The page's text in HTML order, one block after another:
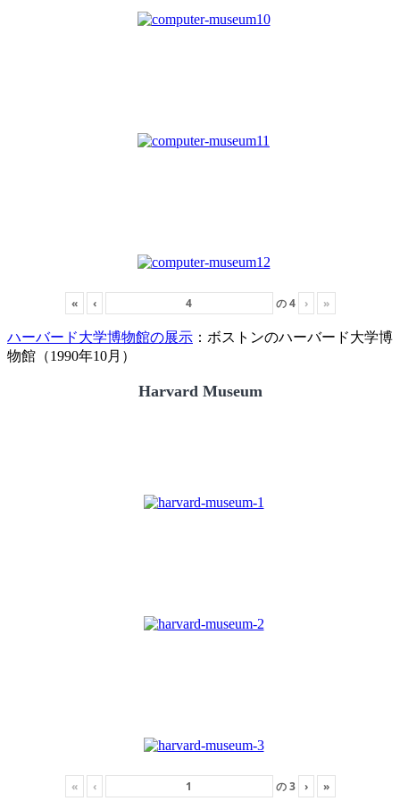
« ‹ の4 › »
ハーバード大学博物館の展示 ：ボストンのハーバード大学博
物館（1990年10月）
Harvard Museum
« ‹ の3 › »